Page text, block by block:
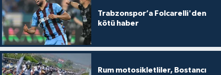
Trabzonspor’a Folcarelli'den
kötü haber
Rum motosikletliler, Bostancı